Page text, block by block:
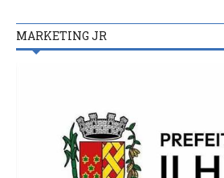
MARKETING JR